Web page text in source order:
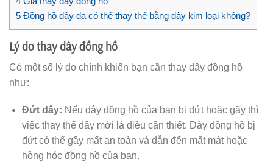
5 Đồng hồ dây da có thể thay thế bằng dây kim loại không?
Lý do thay dây đồng hồ
Có một số lý do chính khiến bạn cần thay dây đồng hồ
như:
Đứt dây: Nếu dây đồng hồ của bạn bị đứt hoặc gãy thì
việc thay thế dây mới là điều cần thiết. Dây đồng hồ bị
đứt có thể gây mất an toàn và dẫn đến mất mát hoặc
hỏng hóc đồng hồ của bạn.